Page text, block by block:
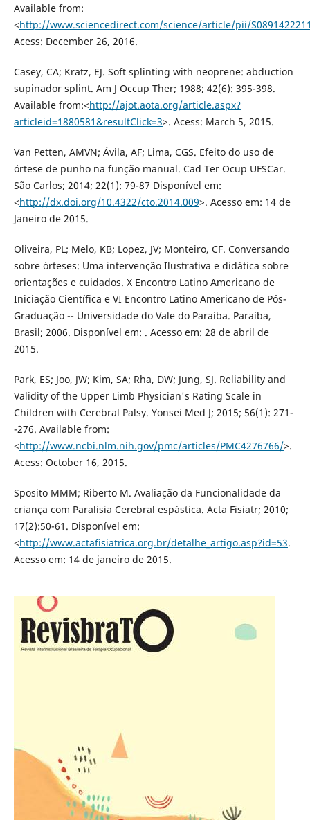
Available from:
<http://www.sciencedirect.com/science/article/pii/
Acess: December 26, 2016.
Casey, CA; Kratz, EJ. Soft splinting with neoprene: abduction
supinador splint. Am J Occup Ther; 1988; 42(6): 395-398.
Available from:<http://ajot.aota.org/article.aspx?
articleid=1880581&resultClick=3>. Acess: March 5, 2015.
Van Petten, AMVN; Ávila, AF; Lima, CGS. Efeito do uso de
órtese de punho na função manual. Cad Ter Ocup UFSCar.
São Carlos; 2014; 22(1): 79-87 Disponível em:
<http://dx.doi.org/10.4322/cto.2014.009>. Acesso em: 14 de
Janeiro de 2015.
Oliveira, PL; Melo, KB; Lopez, JV; Monteiro, CF. Conversando
sobre órteses: Uma intervenção Ilustrativa e didática sobre
orientações e cuidados. X Encontro Latino Americano de
Iniciação Científica e VI Encontro Latino Americano de Pós-
Graduação -- Universidade do Vale do Paraíba. Paraíba,
Brasil; 2006. Disponível em: . Acesso em: 28 de abril de
2015.
Park, ES; Joo, JW; Kim, SA; Rha, DW; Jung, SJ. Reliability and
Validity of the Upper Limb Physician's Rating Scale in
Children with Cerebral Palsy. Yonsei Med J; 2015; 56(1): 271-
-276. Available from:
<http://www.ncbi.nlm.nih.gov/pmc/articles/PMC4276766/>.
Acess: October 16, 2015.
Sposito MMM; Riberto M. Avaliação da Funcionalidade da
criança com Paralisia Cerebral espástica. Acta Fisiatr; 2010;
17(2):50-61. Disponível em:
<http://www.actafisiatrica.org.br/detalhe_artigo.asp?id=53.
Acesso em: 14 de janeiro de 2015.